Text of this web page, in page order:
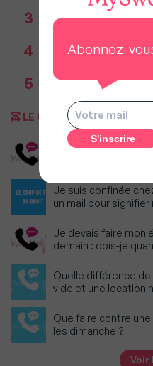
3
Immobilier : Ce que
agences depuis le 2
4
Incendies : Quels
vacances est
5
Immobilier 1er
: Climat et
LE COUP DE FIL DU DROIT
Dois-je continuer à
Je suis confinée
un mail pour signifier
Je devais faire mon
demain : dois-je
Quelle différence
vide et une location
Que faire contre
les dimanche ?
Voir
Abonnez-